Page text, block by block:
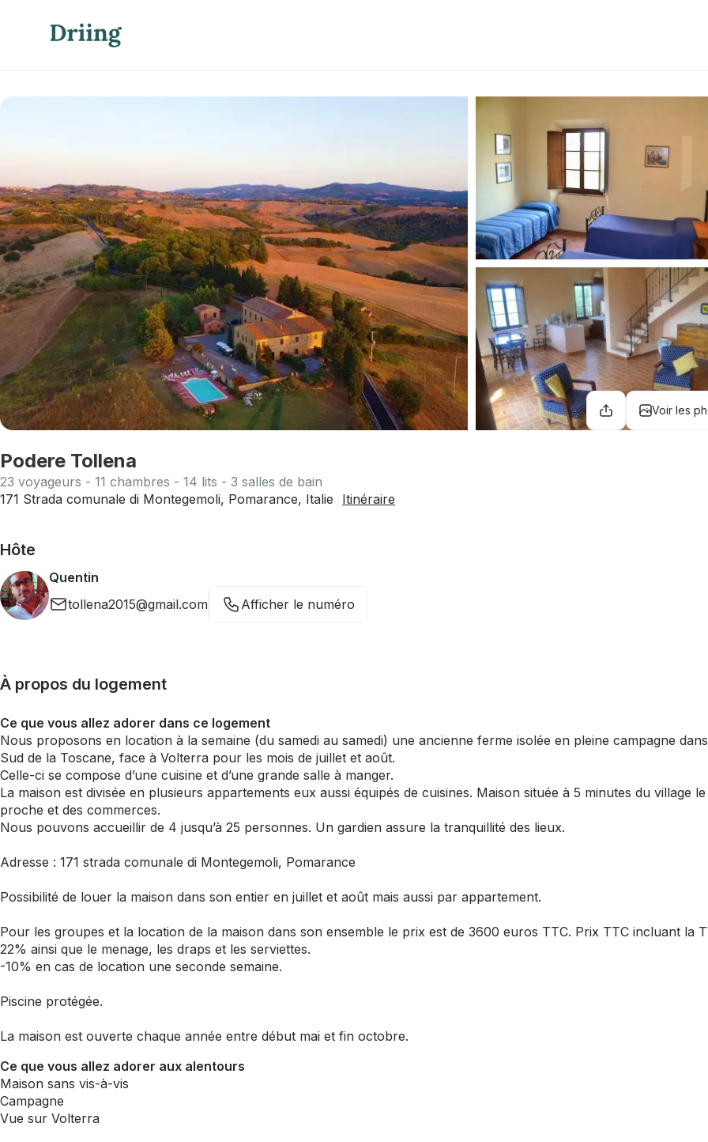
Voir les
Podere Tollena
23 voyageurs - 11 chambres - 14 lits - 3 salles de bain
171 Strada comunale di Montegemoli, Pomarance, Italie
Itinéraire
Hôte
Quentin
tollena2015@gmail.com
Afficher le numéro
À propos du logement
Ce que vous allez adorer dans ce logement
Nous proposons en location à la semaine (du samedi au samedi) une ancienne ferme isolée en pleine campagne
Sud de la Toscane, face à Volterra pour les mois de juillet et août.
Celle-ci se compose d’une cuisine et d’une grande salle à manger.
La maison est divisée en plusieurs appartements eux aussi équipés de cuisines. Maison située à 5 minutes du village
proche et des commerces.
Nous pouvons accueillir de 4 jusqu’à 25 personnes. Un gardien assure la tranquillité des lieux.
Adresse : 171 strada comunale di Montegemoli, Pomarance
Possibilité de louer la maison dans son entier en juillet et août mais aussi par appartement.
Pour les groupes et la location de la maison dans son ensemble le prix est de 3600 euros TTC. Prix TTC incluant la
22% ainsi que le menage, les draps et les serviettes.
-10% en cas de location une seconde semaine.
Piscine protégée.
La maison est ouverte chaque année entre début mai et fin octobre.
Ce que vous allez adorer aux alentours
Maison sans vis-à-vis
Campagne
Vue sur Volterra